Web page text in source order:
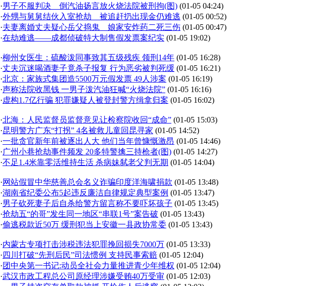
·男子不服判决 倒汽油扬言放火烧法院被刑拘(图) (01-05 04:24)
·外甥与舅舅结伙入室抢劫 被追赶扔出现金仍难逃 (01-05 00:52)
·夫妻离婚丈夫疑心岳父捣鬼 娘家安炸药二死三伤 (01-05 00:47)
·在劫难逃——成都侦破特大制售假发票案纪实 (01-05 19:02)
·柳州女医生：硫酸泼同事致其五级残疾 领刑14年 (01-05 16:28)
·丈夫沉迷喝酒妻子竟杀子报复 行为恶劣被判死缓 (01-05 16:21)
·北京：家族式集团造5500万元假发票 49人涉案 (01-05 16:19)
·声称法院收黑钱 一男子泼汽油狂喊“火烧法院” (01-05 16:16)
·虚构1.7亿行骗 犯罪嫌疑人被登封警方缉拿归案 (01-05 16:02)
·北海：人民监督员监督意见让检察院收回“成命” (01-05 15:03)
·昆明警方广东“打拐” 4名被救儿童回昆寻家 (01-05 14:52)
·一批贪官新年前被逐出人大 他们当年曾慷慨激昂 (01-05 14:46)
·广州小巷抢劫事件频发 20多特警擒三持枪者(图) (01-05 14:27)
·不足1.4米靠零活维持生活 杀病妹弑老父判无期 (01-05 14:04)
·网站假冒中华慈善总会名义诈骗印度洋海啸捐款 (01-05 13:48)
·湖南省纪委公布5起违反廉洁自律规定典型案例 (01-05 13:47)
·男子砍死妻子后自杀给警方留言称不要吓坏孩子 (01-05 13:45)
·抢劫五“的哥”发生同一地区“串联1号”案告破 (01-05 13:43)
·偷逃税款近50万 缓刑犯当上安徽一县政协常委 (01-05 13:43)
·内蒙古专项打击涉税违法犯罪挽回损失7000万 (01-05 13:33)
· 四川打破“先刑后民”司法惯例 支持民事索赔 (01-05 12:04)
·团中央第一书记:动员全社会力量推进青少年维权 (01-05 12:04)
·武汉市政工程总公司原经理涉嫌受贿40万受审 (01-05 12:03)